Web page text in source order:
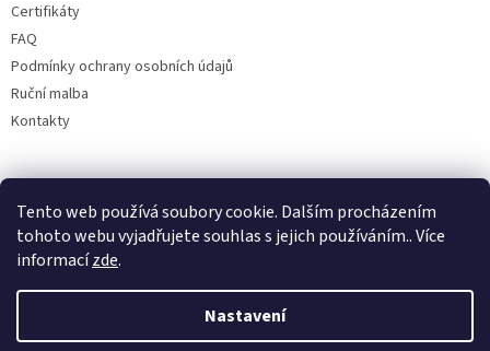
Tento web používá soubory cookie. Dalším procházením
tohoto webu vyjadřujete souhlas s jejich používáním.. Více
informacízde.
Nastavení
Certifikáty
FAQ
Podmínky ochrany osobních údajů
Ruční malba
Kontakty
Facebook